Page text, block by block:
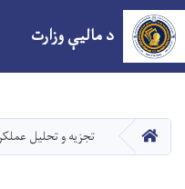
د مالیې وزارت
HOME تجزیه و تحلیل